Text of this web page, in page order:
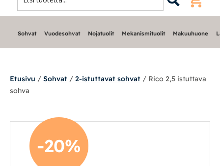
Nojatuolit
Mekanismituolit
Sohvat Vuodesohvat Nojatuolit Mekanismituolit Makuuhuone
Etusivu / Sohvat / 2-istuttavat sohvat / Rico 2,5 istuttava
sohva
-20%